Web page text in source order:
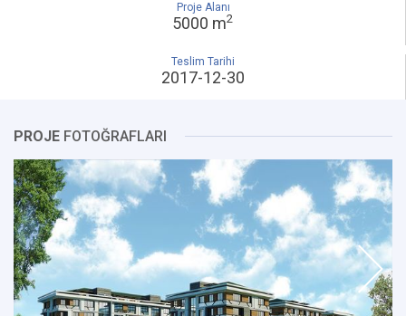
Proje Alanı
5000 m2
Teslim Tarihi
2017-12-30
PROJE FOTOĞRAFLARI